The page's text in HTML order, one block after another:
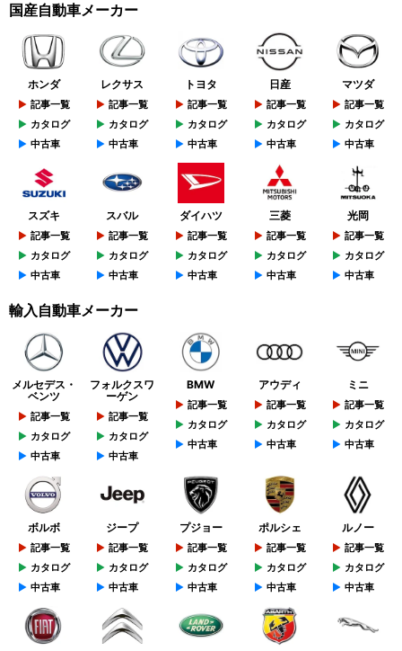
国産自動車メーカー
ホンダ
記事一覧
カタログ
中古車
レクサス
記事一覧
カタログ
中古車
トヨタ
記事一覧
カタログ
中古車
日産
記事一覧
カタログ
中古車
マツダ
記事一覧
カタログ
中古車
スズキ
記事一覧
カタログ
中古車
スバル
記事一覧
カタログ
中古車
ダイハツ
記事一覧
カタログ
中古車
三菱
記事一覧
カタログ
中古車
光岡
記事一覧
カタログ
中古車
輸入自動車メーカー
メルセデス・
ベンツ
記事一覧
カタログ
中古車
フォルクスワ
ーゲン
記事一覧
カタログ
中古車
BMW
記事一覧
カタログ
中古車
アウディ
記事一覧
カタログ
中古車
ミニ
記事一覧
カタログ
中古車
ボルボ
記事一覧
カタログ
中古車
ジープ
記事一覧
カタログ
中古車
プジョー
記事一覧
カタログ
中古車
ポルシェ
記事一覧
カタログ
中古車
ルノー
記事一覧
カタログ
中古車